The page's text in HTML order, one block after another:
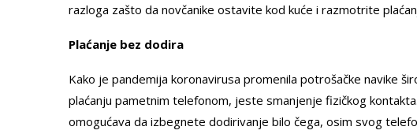
razloga zašto da novčanike ostavite kod kuće i razmotrite
Plaćanje bez dodira
Kako je pandemija koronavirusa promenila potrošačke navike
plaćanju pametnim telefonom, jeste smanjenje fizičkog
omogućava da izbegnete dodirivanje bilo čega, osim svog